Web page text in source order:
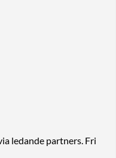
ledande partners. Fri